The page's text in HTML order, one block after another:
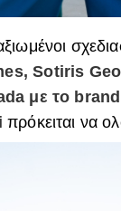
Sotiris
με το brand
πρόκειται να